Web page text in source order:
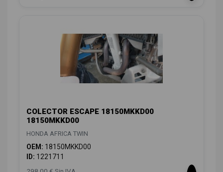
COLECTOR ESCAPE 18150MKKD00
18150MKKD00
HONDA AFRICA TWIN
OEM: 18150MKKD00
ID: 1221711